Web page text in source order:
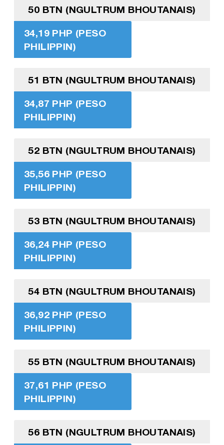
50 BTN (NGULTRUM BHOUTANAIS)
34,19 PHP (PESO
PHILIPPIN)
51 BTN (NGULTRUM BHOUTANAIS)
34,87 PHP (PESO
PHILIPPIN)
52 BTN (NGULTRUM BHOUTANAIS)
35,56 PHP (PESO
PHILIPPIN)
53 BTN (NGULTRUM BHOUTANAIS)
36,24 PHP (PESO
PHILIPPIN)
54 BTN (NGULTRUM BHOUTANAIS)
36,92 PHP (PESO
PHILIPPIN)
55 BTN (NGULTRUM BHOUTANAIS)
37,61 PHP (PESO
PHILIPPIN)
56 BTN (NGULTRUM BHOUTANAIS)